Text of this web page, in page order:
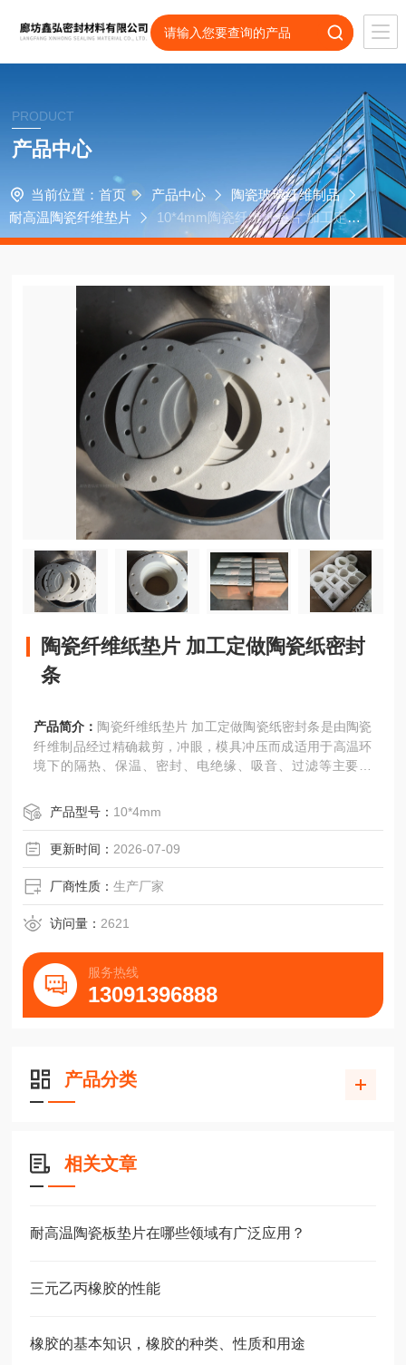
PRODUCT
产品中心
当前位置： 首页 产品中心
陶瓷玻璃纤维制品
耐高温陶瓷纤维垫片
10*4mm陶瓷纤维纸垫片 加工定做
陶瓷纸密封条
陶瓷纤维纸垫片 加工定做陶瓷纸密封
条
产品简介： 陶瓷纤维纸垫片 加工定做陶瓷纸密封条是由陶瓷
纤维制品经过精确裁剪，冲眼，模具冲压而成适用于高温环
境下的隔热、保温、密封、电绝缘、吸音、过滤等主要性
于230摄氏度以上的温度时，陶瓷纤维纸会产生微量的烟雾
和一些气味，这是因为里面的粘合剂遇高温碳化的结果，高
温之后陶瓷纤维纸的韧性会变差一些，耐温性能不影响。
产品型号： 10*4mm
更新时间： 2026-07-09
厂商性质：生产厂家
访问量： 2621
服务热线
13091396888
产品分类
相关文章
耐高温陶瓷板垫片在哪些领域有广泛应用？
三元乙丙橡胶的性能
橡胶的基本知识，橡胶的种类、性质和用途